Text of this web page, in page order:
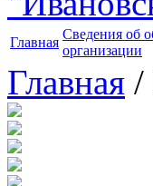
Главная
Сведения об
организации
Главная /